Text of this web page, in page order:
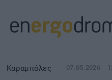
ΥΠΟΔΟΜΕΣ
Καραμπόλες 07.05.2026